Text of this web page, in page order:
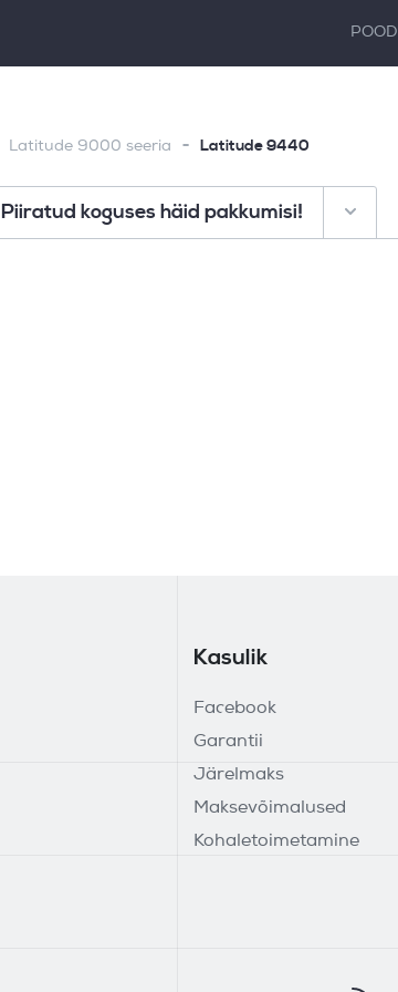
POOD
Latitude 9000 seeria - Latitude 9440
Piiratud koguses häid pakkumisi!
Kasulik
Facebook
Garantii
Järelmaks
Maksevõimalused
Kohaletoimetamine